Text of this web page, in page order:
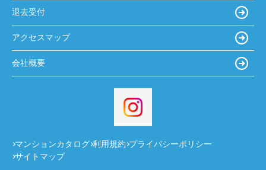
退去受付
アクセスマップ
会社概要
マンションカタログ 利用規約 プライバシーポリシー
サイトマップ